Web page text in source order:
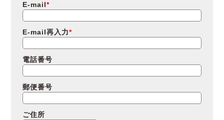
E-mail
E-mail再入力
電話番号
郵便番号
ご住所